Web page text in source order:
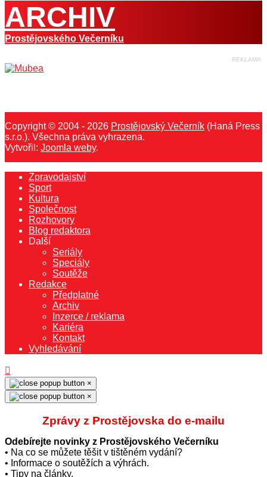
ARCHIV
Prostějovského Večerníku
Copyright © 2004 - 2026 Prostějovský Večerník (Haná Press
s.r.o.). Všechna práva vyhrazena.
Vytvořil: Joomla weby.
Zpravodajství
Sport
Kultura
Společnost
Rozhovory
Blog redaktora
Další
Seriály
Speciály
Soutěže
Redakce
Předplatné
Archiv
Inzerce / reklama
Kariéra
Kontakt
Vyhledávání
×
×
Zprávy z Prostějovska do e‑mailu
Odebírejte novinky z Prostějovského Večerníku
• Na co se můžete těšit v tištěném vydání?
• Informace o soutěžích a výhrách.
• Tipy na články.